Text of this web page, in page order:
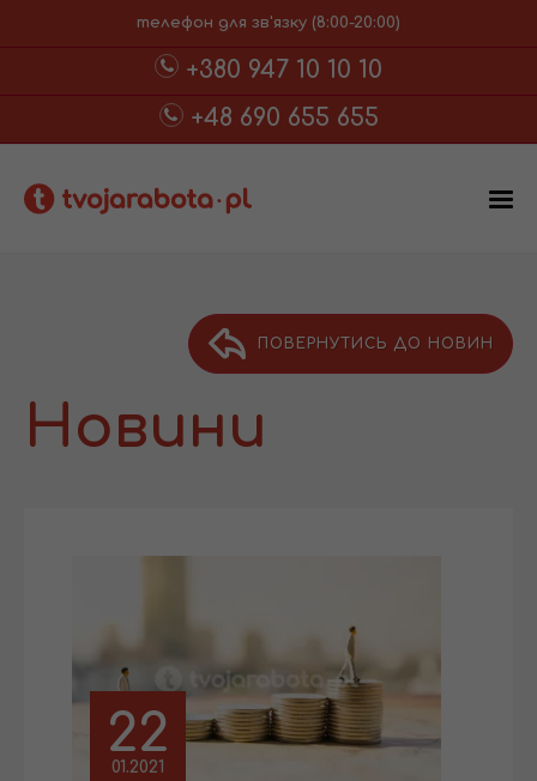
телефон для зв'язку (8:00-20:00)
+380 947 10 10 10
+48 690 655 655
ПОВЕРНУТИСЬ ДО НОВИН
Новини
22
01.2021